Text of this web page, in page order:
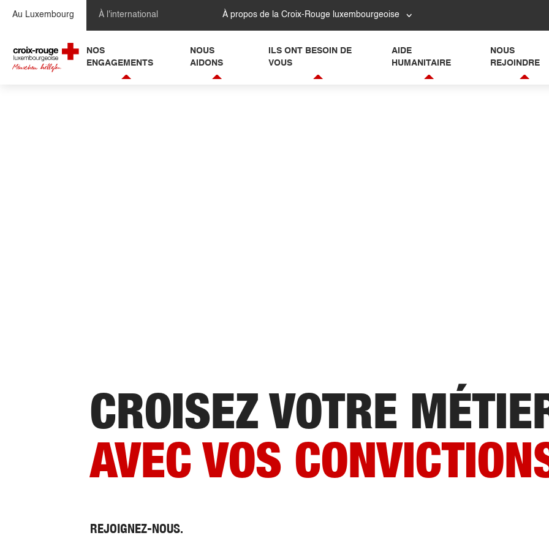
Au Luxembourg À l'international À propos de la Croix-Rouge luxembourgeoise
NOS
ENGAGEMENTS
NOUS
AIDONS
ILS ONT BESOIN DE
VOUS
AIDE
HUMANITAIRE
NOUS
REJOINDRE
CROISEZ VOTRE
AVEC VOS
REJOIGNEZ-NOUS.